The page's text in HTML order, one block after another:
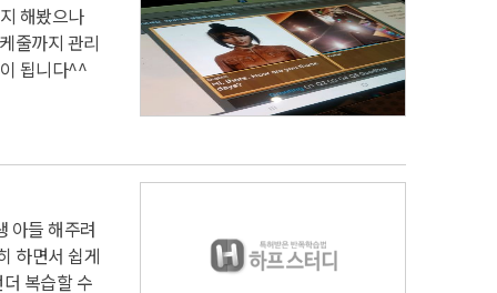
해봤으나
줄까지 관리
됩니다^^
아들 해주려
하면서 쉽게
복습할 수